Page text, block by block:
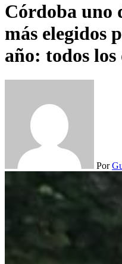
Córdoba uno
más elegidos
año: todos los
Por